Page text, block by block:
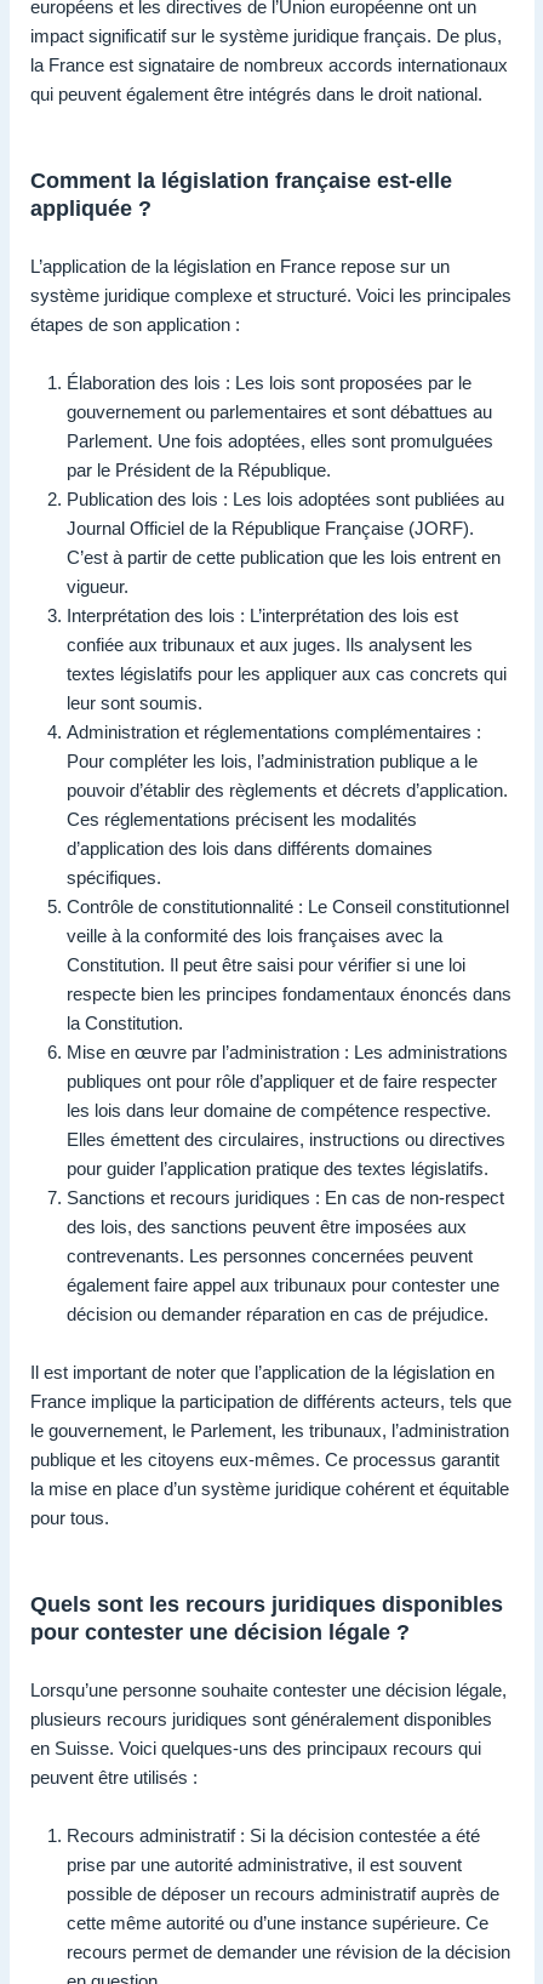
européens et les directives de l’Union européenne ont un
impact significatif sur le système juridique français. De plus,
la France est signataire de nombreux accords internationaux
qui peuvent également être intégrés dans le droit national.
Comment la législation française est-elle
appliquée ?
L’application de la législation en France repose sur un
système juridique complexe et structuré. Voici les principales
étapes de son application :
Élaboration des lois : Les lois sont proposées par le
gouvernement ou parlementaires et sont débattues au
Parlement. Une fois adoptées, elles sont promulguées
par le Président de la République.
Publication des lois : Les lois adoptées sont publiées au
Journal Officiel de la République Française (JORF).
C’est à partir de cette publication que les lois entrent en
vigueur.
Interprétation des lois : L’interprétation des lois est
confiée aux tribunaux et aux juges. Ils analysent les
textes législatifs pour les appliquer aux cas concrets qui
leur sont soumis.
Administration et réglementations complémentaires :
Pour compléter les lois, l’administration publique a le
pouvoir d’établir des règlements et décrets d’application.
Ces réglementations précisent les modalités
d’application des lois dans différents domaines
spécifiques.
Contrôle de constitutionnalité : Le Conseil constitutionnel
veille à la conformité des lois françaises avec la
Constitution. Il peut être saisi pour vérifier si une loi
respecte bien les principes fondamentaux énoncés dans
la Constitution.
Mise en œuvre par l’administration : Les administrations
publiques ont pour rôle d’appliquer et de faire respecter
les lois dans leur domaine de compétence respective.
Elles émettent des circulaires, instructions ou directives
pour guider l’application pratique des textes législatifs.
Sanctions et recours juridiques : En cas de non-respect
des lois, des sanctions peuvent être imposées aux
contrevenants. Les personnes concernées peuvent
également faire appel aux tribunaux pour contester une
décision ou demander réparation en cas de préjudice.
Il est important de noter que l’application de la législation en
France implique la participation de différents acteurs, tels que
le gouvernement, le Parlement, les tribunaux, l’administration
publique et les citoyens eux-mêmes. Ce processus garantit
la mise en place d’un système juridique cohérent et équitable
pour tous.
Quels sont les recours juridiques disponibles
pour contester une décision légale ?
Lorsqu’une personne souhaite contester une décision légale,
plusieurs recours juridiques sont généralement disponibles
en Suisse. Voici quelques-uns des principaux recours qui
peuvent être utilisés :
Recours administratif : Si la décision contestée a été
prise par une autorité administrative, il est souvent
possible de déposer un recours administratif auprès de
cette même autorité ou d’une instance supérieure. Ce
recours permet de demander une révision de la décision